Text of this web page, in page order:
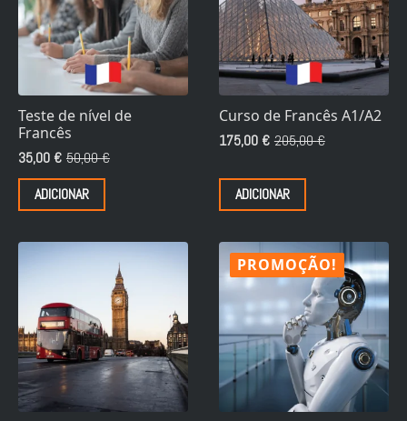
Teste de nível de
Francês
50,00€
O
preço
original
era:
35,00 €
O
preço
atual
é:
ADICIONAR
Curso de Francês A1/A2
205,00€
O
original
era:
205,00 €.
175,00 €
O
atual
175,00 €.
ADICIONAR
PROMOÇÃO!